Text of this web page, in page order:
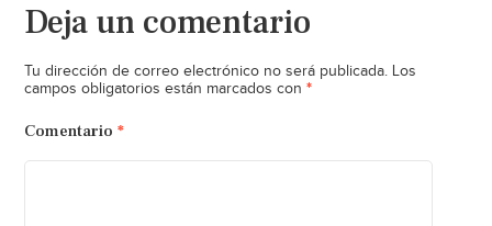
Deja un comentario
Tu dirección de correo electrónico no será publicada. Los
campos obligatorios están marcados con *
Comentario *